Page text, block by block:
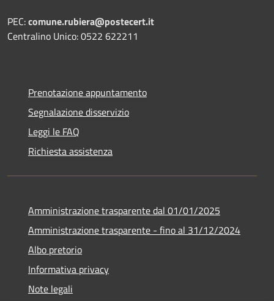
PEC:comune.rubiera@postecert.it
Centralino Unico: 0522 622211
Prenotazione appuntamento
Segnalazione disservizio
Leggi le FAQ
Richiesta assistenza
Amministrazione trasparente dal 01/01/2025
Amministrazione trasparente - fino al 31/12/2024
Albo pretorio
Informativa privacy
Note legali